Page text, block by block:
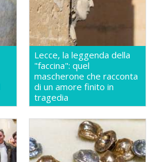
Lecce, la leggenda della
"faccina": quel
mascherone che racconta
di un amore finito in
tragedia